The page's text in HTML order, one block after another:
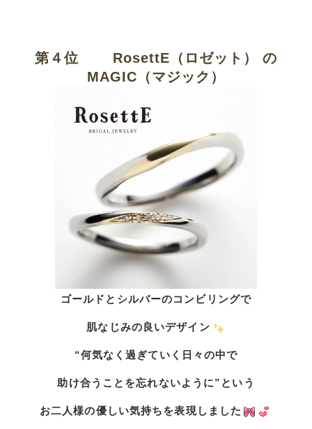
第４位
RosettE（ロゼット） の
MAGIC（マジック）
ゴールドとシルバーのコンビリングで
肌なじみの良いデザイン
“何気なく過ぎていく日々の中で
助け合うことを忘れないように”という
お二人様の優しい気持ちを表現しました